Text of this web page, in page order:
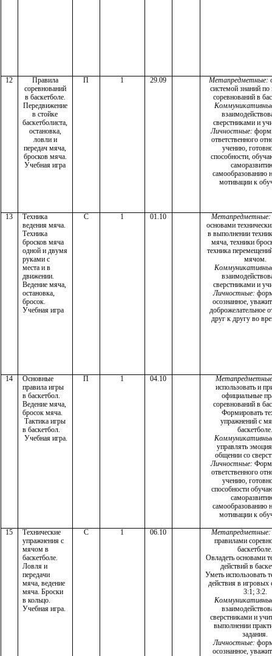
12
Правила
соревнований
в баскетболе.
Передвижение
в стойке
баскетболиста,
остановка,
ловли и
передач мяча,
бросков мяча.
Учебная игра
П 1 29.09 Метапредметные:
системой знаний
соревнований в
сверстниками и
Личностные:
ответственного
учению,
способности,
самообразованию
мотивации к
13
Техника
ведения мяча.
Техника
бросков мяча
одной и двумя
руками с
места и в
движении.
Ведение мяча,
остановка,
бросок.
Учебная игра
С 1 01.10 Метапредметные:
основами
в выполнении
мяча, техники
техника
мячом.
сверстниками и
Личностные:
осознанное,
доброжелательное
друг к другу во
14
Основные
правила игры
в баскетбол.
Ведение мяча,
бросок мяча.
Тактика игры
в баскетбол.
Учебная игра.
П 1 04.10
использовать и
официальные
соревнований в
Формировать
упражнений с
управлять
общении со
Личностные:
ответственного
учению,
способности
самообразованию
мотивации к
15
Технические
упражнения с
мячом в
баскетболе.
Ловля и
передачи
мяча, ведение
мяча. Броски
в кольцо.
Учебная игра.
С 1 06.10 Метапредметные:
правилами
Овладеть основами
действий в
Уметь использовать
действия в игровых
3:1; 3:2.
сверстниками и
выполнении
задания.
Личностные:
осознанное,